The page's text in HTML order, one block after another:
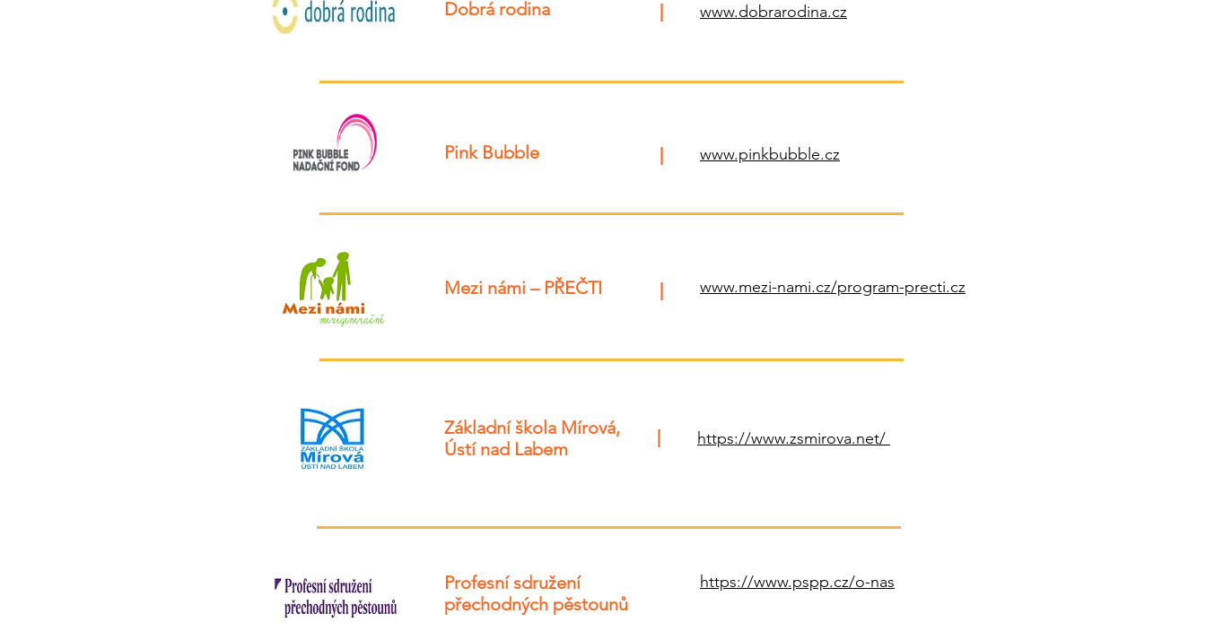
Dobrá rodina | www.dobrarodina.cz
Pink Bubble | www.pinkbubble.cz
Mezi námi – PŘEČTI | www.mezi-nami.cz/program-precti.cz
Základní škola Mírová,
Ústí nad Labem
| https://www.zsmirova.net/
Profesní sdružení
přechodných pěstounů
https://www.pspp.cz/o-nas